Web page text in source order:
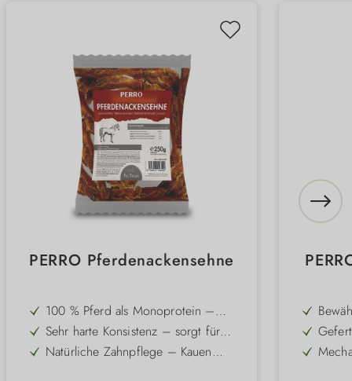
PERRO Pferdenackensehne
100 % Pferd als Monoprotein –
bestens auch für allergische Hunde
geeignet
Sehr harte Konsistenz – sorgt für
langanhaltendes Kauvergnügen
Natürliche Zahnpflege – Kauen